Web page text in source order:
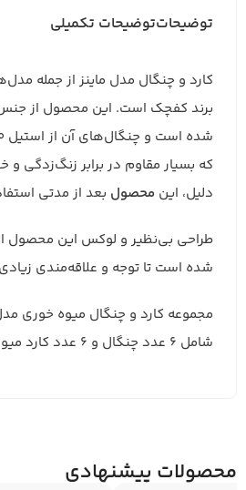
توضیحاتتوضیحات تکمیلی
کارد و چنگال‌ مدل ماینز از جمله
برند کفچک است. این محصول از
که بسیار مقاوم در برابر زنگ‌زدگی
دلیل، این محصول بعد از مدتی
طراحی بی‌نظیر و لوکس این محصول
شده است تا توجه و علاقه‌مندی
مجموعه کارد و چنگال‌ میوه خوری
شامل 6 عدد چنگال و 6 عدد کارد میوه خوری می‌باشد.
محصولات پیشنهادی